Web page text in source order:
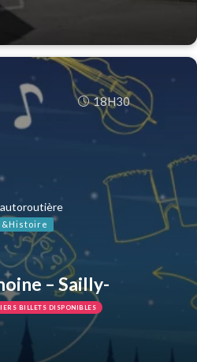
18H30
– Sailly-
BILLETS DISPONIBLES